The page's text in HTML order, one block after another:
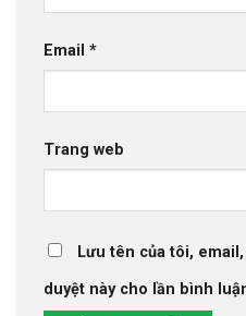
Email *
Trang web
Lưu tên của tôi,
duyệt này cho lần bình